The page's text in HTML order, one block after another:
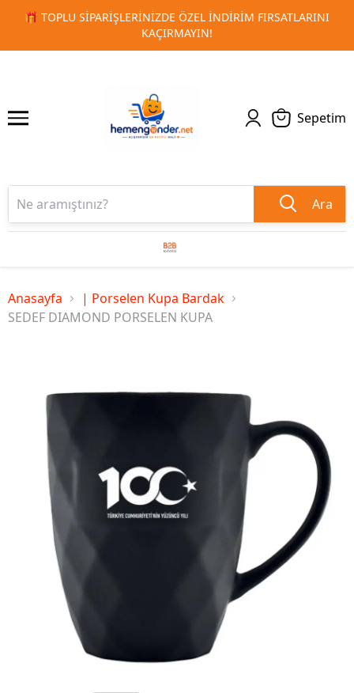
🚀 KURUMSAL PROMOSYON VE MATBAA
1 2
Sepetim
Ara
Anasayfa
| Porselen Kupa Bardak
SEDEF DIAMOND PORSELEN KUPA